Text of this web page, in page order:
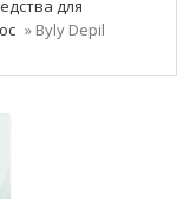
для
» Byly Depil